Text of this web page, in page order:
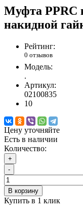
Муфта PPRC
накидной
Рейтинг:
0 отзывов
Модель:
.
Артикул:
02100835
10
Цену уточняйте
Есть в наличии
Количество:
+
-
В корзину
Купить в 1 клик